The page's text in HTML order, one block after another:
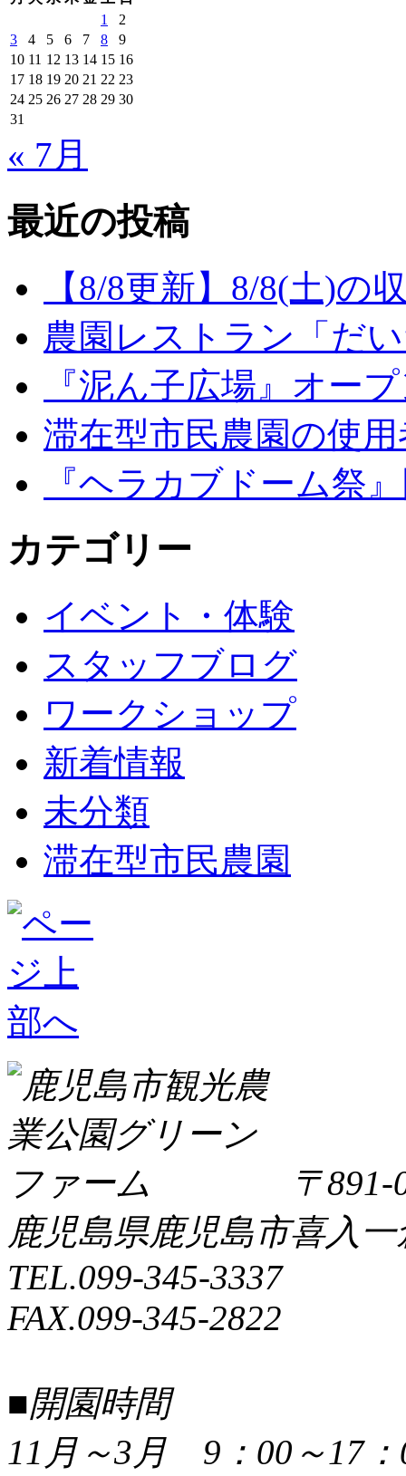
1
2
3
4 5 6 7 8
9
10 11 12 13 14 15 16
17 18 19 20 21 22 23
24 25 26 27 28 29 30
31
« 7月
最近の投稿
【8/8更新】8/8(土)の
農園レストラン「だ
『泥ん子広場』オー
滞在型市民農園の使
『ヘラカブドーム祭
カテゴリー
イベント・体験
スタッフブログ
ワークショップ
新着情報
未分類
滞在型市民農園
〒891-
鹿児島県鹿児島市喜入一
TEL.099-345-3337
FAX.099-345-2822
■開園時間
11月～3月 9：00～17：